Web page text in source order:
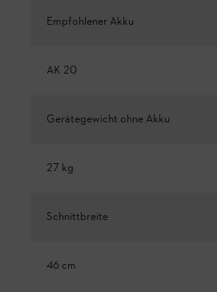
Empfohlener Akku
AK 20
Gerätegewicht ohne Akku
27 kg
Schnittbreite
46 cm